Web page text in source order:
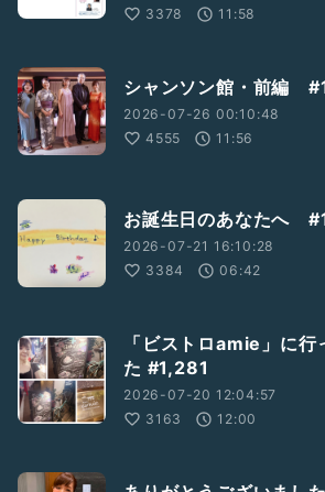
ミュージカル『Woman源氏物語』のDVD
#岡山パリ祭2026
#ミュージカルWoman源氏物語DVD
#岡山のアナウンサーの方たちとシャンソ
#藤原素子弁当
3378
11:58
シャンソン館・前編
2026-07-26 00:10:48
4555
11:56
お誕生日のあなたへ
2026-07-21 16:10:28
3384
06:42
「ビストロamie」に行
た #1,281
2026-07-20 12:04:57
3163
12:00